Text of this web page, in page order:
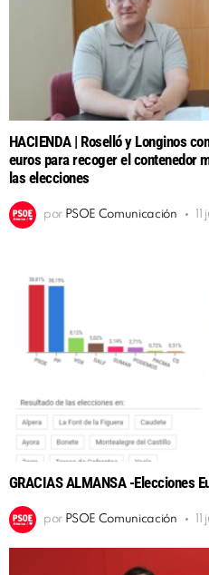
HACIENDA | Roselló y Longinos
euros para recoger el contenedor
las elecciones
por PSOE Comunicación
GRACIAS ALMANSA -Elecciones
por PSOE Comunicación